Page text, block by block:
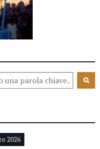
2026